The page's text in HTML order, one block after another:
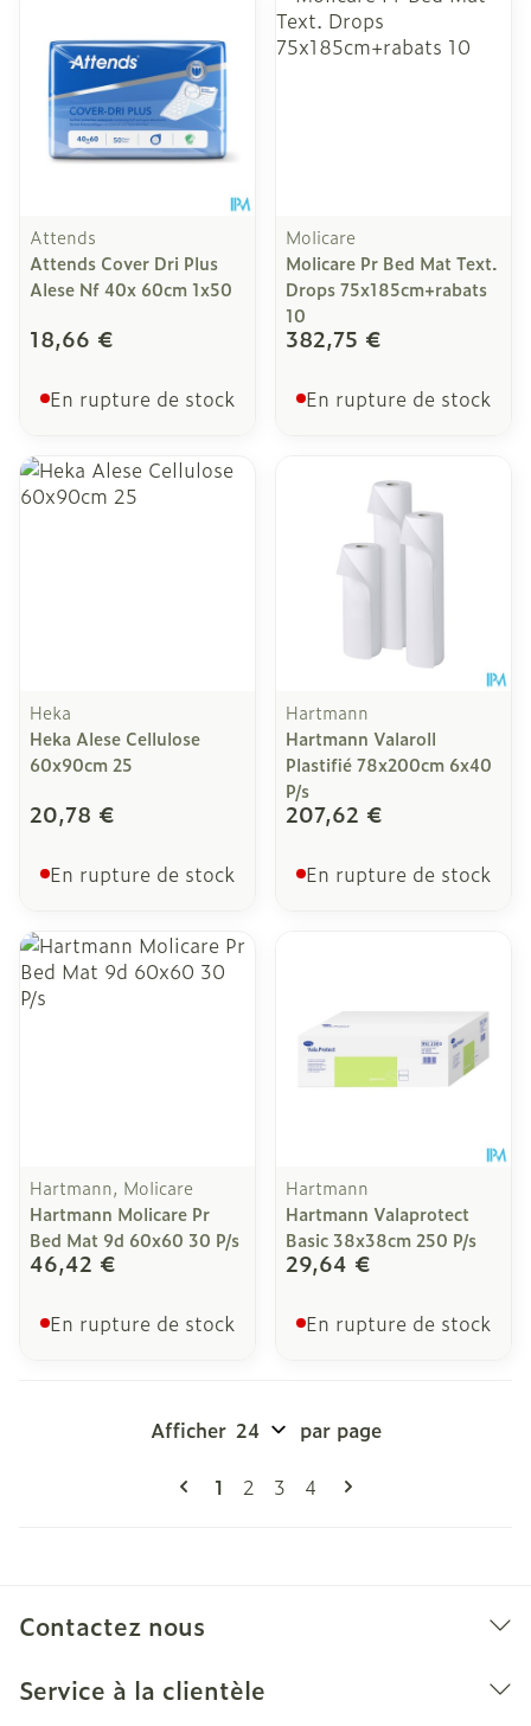
Attends
Attends Cover Dri Plus
Alese Nf 40x 60cm 1x50
18,66 €
En rupture de stock
Molicare
Molicare Pr Bed Mat Text.
Drops 75x185cm+rabats
10
382,75 €
En rupture de stock
Heka
Heka Alese Cellulose
60x90cm 25
20,78 €
En rupture de stock
Hartmann
Hartmann Valaroll
Plastifié 78x200cm 6x40
P/s
207,62 €
En rupture de stock
Hartmann, Molicare
Hartmann Molicare Pr
Bed Mat 9d 60x60 30 P/s
46,42 €
En rupture de stock
Hartmann
Hartmann Valaprotect
Basic 38x38cm 250 P/s
29,64 €
En rupture de stock
Pages
Vous lisez actuellement la page
1 Page
2 Page
3 Page
4
Afficher par page
Contactez nous
Service à la clientèle